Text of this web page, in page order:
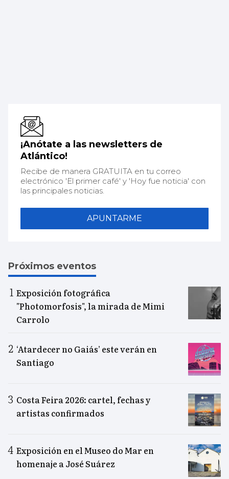
¡Anótate a las newsletters de
Atlántico!
Recibe de manera GRATUITA en tu correo
electrónico 'El primer café' y 'Hoy fue noticia' con
las principales noticias.
APUNTARME
Próximos eventos
Exposición fotográfica
"Photomorfosis", la mirada de Mimi
Carrolo
‘Atardecer no Gaiás’ este verán en
Santiago
Costa Feira 2026: cartel, fechas y
artistas confirmados
Exposición en el Museo do Mar en
homenaje a José Suárez